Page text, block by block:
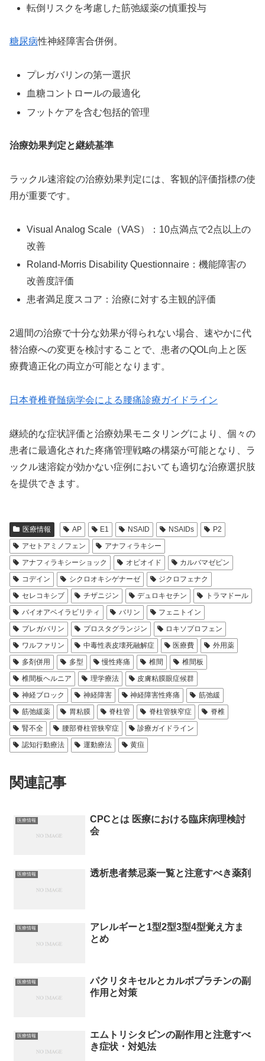
転倒リスクを考慮した筋弛緩薬の慎重投与
糖尿病性神経障害合併例。
プレガバリンの第一選択
血糖コントロールの最適化
フットケアを含む包括的管理
治療効果判定と継続基準
ラックル速溶錠の治療効果判定には、客観的評価指標の使
用が重要です。
Visual Analog Scale（VAS）：10点満点で2点以上の
改善
Roland-Morris Disability Questionnaire：機能障害の
改善度評価
患者満足度スコア：治療に対する主観的評価
2週間の治療で十分な効果が得られない場合、速やかに代
替治療への変更を検討することで、患者のQOL向上と医
療費適正化の両立が可能となります。
日本脊椎脊髄病学会による腰痛診療ガイドライン
継続的な症状評価と治療効果モニタリングにより、個々の
患者に最適化された疼痛管理戦略の構築が可能となり、ラ
ックル速溶錠が効かない症例においても適切な治療選択肢
を提供できます。
医療情報 AP E1 NSAID NSAIDs
P2
アセトアミノフェン
アナフィラキシー
アナフィラキシーショック
オピオイド
カルバマゼピン
コデイン
シクロオキシゲナーゼ
ジクロフェナク
セレコキシブ
チザニジン デュロキセチン
トラマドール
バイオアベイラビリティ
バリン
フェニトイン
プレガバリン
プロスタグランジン
ロキソプロフェン
ワルファリン
中毒性表皮壊死融解症 医療費
外用薬
多剤併用
多型 慢性疼痛 椎間
椎間板
椎間板ヘルニア
理学療法
皮膚粘膜眼症候群
神経ブロック
神経障害 神経障害性疼痛
筋弛緩
筋弛緩薬
胃粘膜 脊柱管 脊柱管狭窄症
脊椎
腎不全
腰部脊柱管狭窄症
診療ガイドライン
認知行動療法
運動療法 黄疸
関連記事
医療情報
CPCとは 医療における臨床病理検討
会
医療情報 透析患者禁忌薬一覧と注意すべき薬剤
医療情報
アレルギーと1型2型3型4型覚え方ま
とめ
医療情報
パクリタキセルとカルボプラチンの副
作用と対策
医療情報
エムトリシタビンの副作用と注意すべ
き症状・対処法